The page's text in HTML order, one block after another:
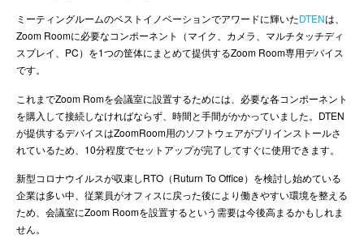
ミーティングルームのベストイノベーションでアワードに輝いたDTENは、
Zoom Roomに必要なコンポーネント（マイク、カメラ、マルチタッチディ
スプレイ、PC）を1つの筐体にまとめて提供するZoom Room専用デバイス
です。
これまでZoom Romを会議室に設置するためには、必要な各コンポーネント
を購入して接続しなければならず、時間と手間がかかっていました。DTEN
が提供するデバイスはZoomRoom用のソフトウェアがプリインストールさ
れているため、10分程度でセットアップが完了してすぐに使用できます。
新型コロナウイルスが収束しRTO（Ruturn To Office）を検討し始めている
企業は多い中、従業員がオフィスに戻った後により働きやすい環境を整える
ため、会議室にZoom Roomを設置するという需要は今後高まるかもしれま
せん。